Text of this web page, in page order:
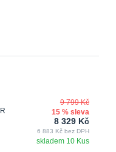
skladem 10 Kus
9 799 Kč
15 % sleva
8 329 Kč
6 883 Kč bez DPH